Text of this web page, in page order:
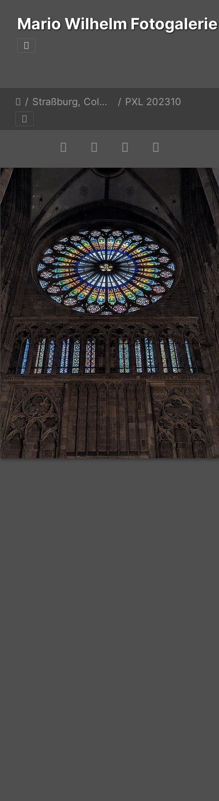
Mario Wilhelm Fotogalerie
Straßburg, Colmar, Burg Hohenzollern, Nürtingen PXL 20231023 083216102.MP